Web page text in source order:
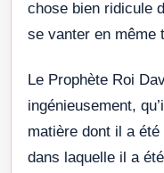
chose bien ridicule
se vanter en même
Le Prophète Roi
ingénieusement,
matière dont il a été
dans laquelle il a